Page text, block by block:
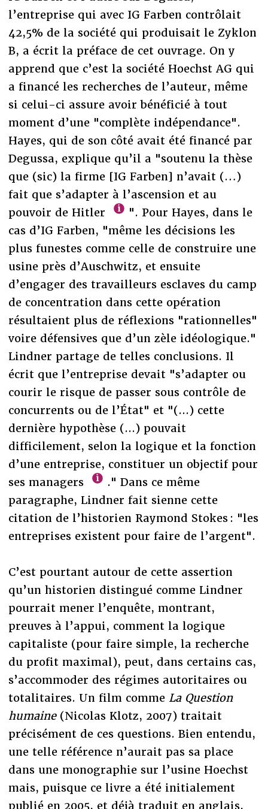
l’entreprise qui avec IG Farben contrôlait
42,5% de la société qui produisait le Zyklon
B, a écrit la préface de cet ouvrage. On y
apprend que c’est la société Hoechst AG qui
a financé les recherches de l’auteur, même
si celui-ci assure avoir bénéficié à tout
moment d’une "complète indépendance".
Hayes, qui de son côté avait été financé par
Degussa, explique qu’il a "soutenu la thèse
que (sic) la firme [IG Farben] n’avait (…)
fait que s’adapter à l’ascension et au
pouvoir de Hitler
". Pour Hayes, dans le
cas d’IG Farben, "même les décisions les
plus funestes comme celle de construire une
usine près d’Auschwitz, et ensuite
d’engager des travailleurs esclaves du camp
de concentration dans cette opération
résultaient plus de réflexions "rationnelles"
voire défensives que d’un zèle idéologique."
Lindner partage de telles conclusions. Il
écrit que l’entreprise devait "s’adapter ou
courir le risque de passer sous contrôle de
concurrents ou de l’État" et "(...) cette
dernière hypothèse (...) pouvait
difficilement, selon la logique et la fonction
d’une entreprise, constituer un objectif pour
ses managers
." Dans ce même
paragraphe, Lindner fait sienne cette
citation de l’historien Raymond Stokes : "les
entreprises existent pour faire de l’argent".
C’est pourtant autour de cette assertion
qu’un historien distingué comme Lindner
pourrait mener l’enquête, montrant,
preuves à l’appui, comment la logique
capitaliste (pour faire simple, la recherche
du profit maximal), peut, dans certains cas,
s’accommoder des régimes autoritaires ou
totalitaires. Un film comme La Question
humaine(Nicolas Klotz, 2007) traitait
précisément de ces questions. Bien entendu,
une telle référence n’aurait pas sa place
dans une monographie sur l’usine Hoechst
mais, puisque ce livre a été initialement
publié en 2005, et déjà traduit en anglais,